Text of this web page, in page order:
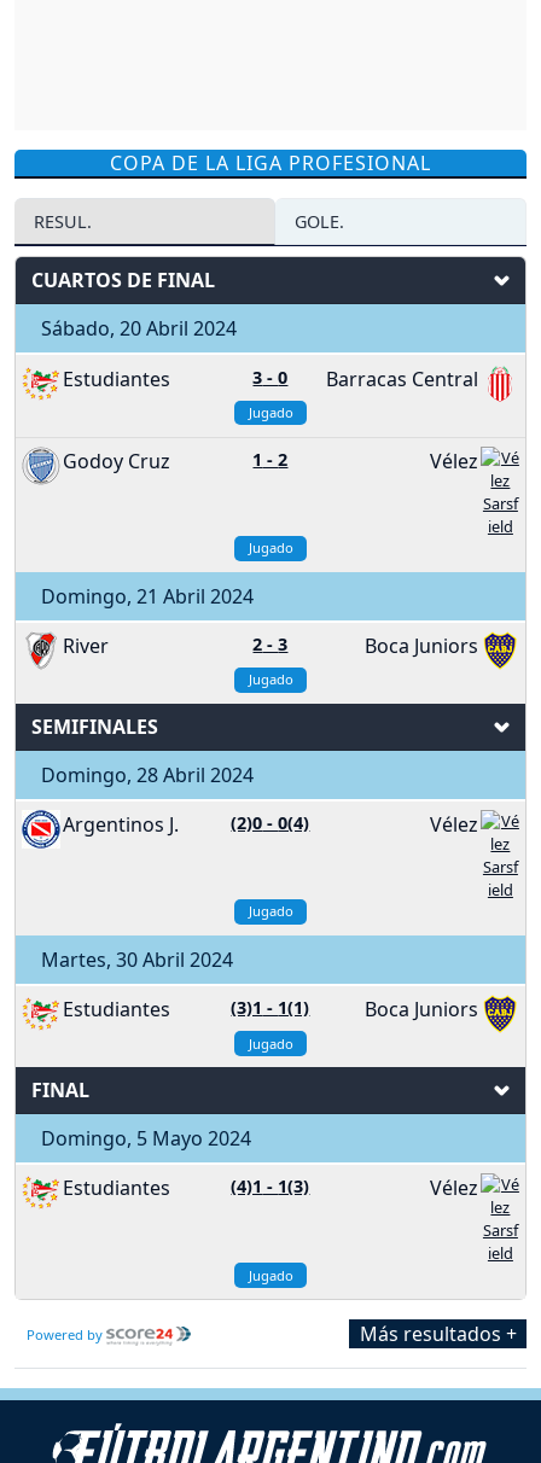
COPA DE LA LIGA PROFESIONAL
RESUL. GOLE.
CUARTOS DE FINAL
Sábado, 20 Abril 2024
Estudiantes
3 -0 Barracas Central
Jugado
Godoy Cruz 1 -2 Vélez
Jugado
Domingo, 21 Abril 2024
River
2 -3 Boca Juniors
Jugado
SEMIFINALES
Domingo, 28 Abril 2024
Argentinos J.
(2)0 -0(4) Vélez
Jugado
Martes, 30 Abril 2024
Estudiantes
(3)1 - 1(1) Boca Juniors
Jugado
FINAL
Domingo, 5 Mayo 2024
Estudiantes
(4)1 - 1(3) Vélez
Jugado
Powered by Más resultados +